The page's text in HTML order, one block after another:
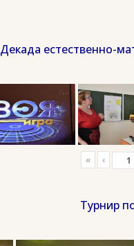
Декада естественно-
« ‹
Турнир